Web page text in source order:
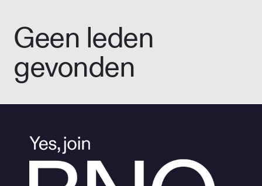
Geen leden
gevonden